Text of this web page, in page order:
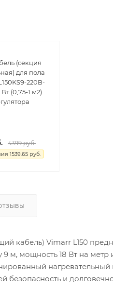
(секция
для пола
220B-
(0,75-1 м2)
4399руб.
1539.65 руб.
кабель) Vimarr L150
м, мощность 18 Вт на
и